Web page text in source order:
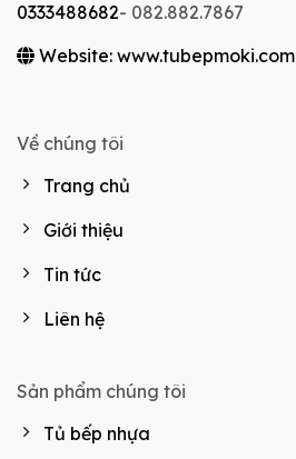
0333488682- 082.882.7867
Website: www.tubepmoki.com
Về chúng tôi
Trang chủ
Giới thiệu
Tin tức
Liên hệ
Sản phẩm chúng tôi
Tủ bếp nhựa